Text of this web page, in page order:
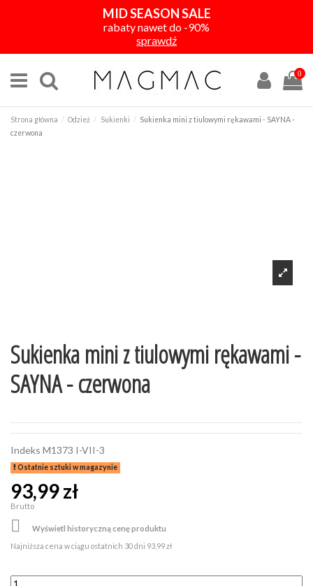
MID SEASON SALE
rabaty nawet do -90%
sprawdź
0
Strona główna Odzież Sukienki
Sukienka mini z tiulowymi rękawami - SAYNA -
czerwona
Sukienka mini z tiulowymi rękawami -
SAYNA - czerwona
Indeks M1373 I-VII-3
Ostatnie sztuki w magazynie
93,99 zł
Brutto

Wyświetl historyczną cenę produktu
Najniższa cena w ciągu ostatnich 30 dni 93,99 zł